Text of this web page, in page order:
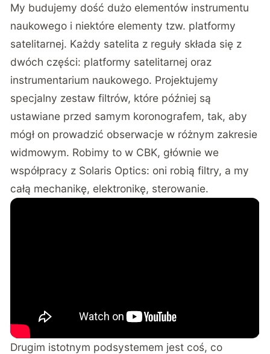
My budujemy dość dużo elementów instrumentu
naukowego i niektóre elementy tzw. platformy
satelitarnej. Każdy satelita z reguły składa się z
dwóch części: platformy satelitarnej oraz
instrumentarium naukowego. Projektujemy
specjalny zestaw filtrów, które później są
ustawiane przed samym koronografem, tak, aby
mógł on prowadzić obserwacje w różnym zakresie
widmowym. Robimy to w CBK, głównie we
współpracy z Solaris Optics: oni robią filtry, a my
całą mechanikę, elektronikę, sterowanie.
Drugim istotnym podsystemem jest coś, co